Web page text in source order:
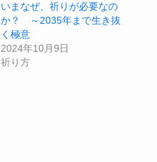
いまなぜ、祈りが必要なの
か？ ～2035年まで生き抜
く極意
2024年10月9日
祈り方